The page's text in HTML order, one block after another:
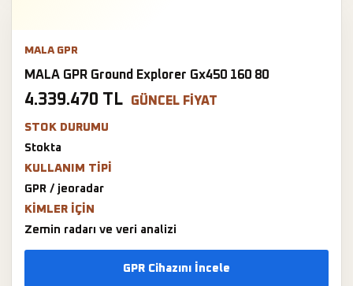
MALA GPR
MALA GPR Ground Explorer Gx450 160 80
4.339.470 TL GÜNCEL FIYAT
STOK DURUMU
Stokta
KULLANIM TIPI
GPR / jeoradar
KIMLER IÇIN
Zemin radarı ve veri analizi
GPR Cihazını İncele